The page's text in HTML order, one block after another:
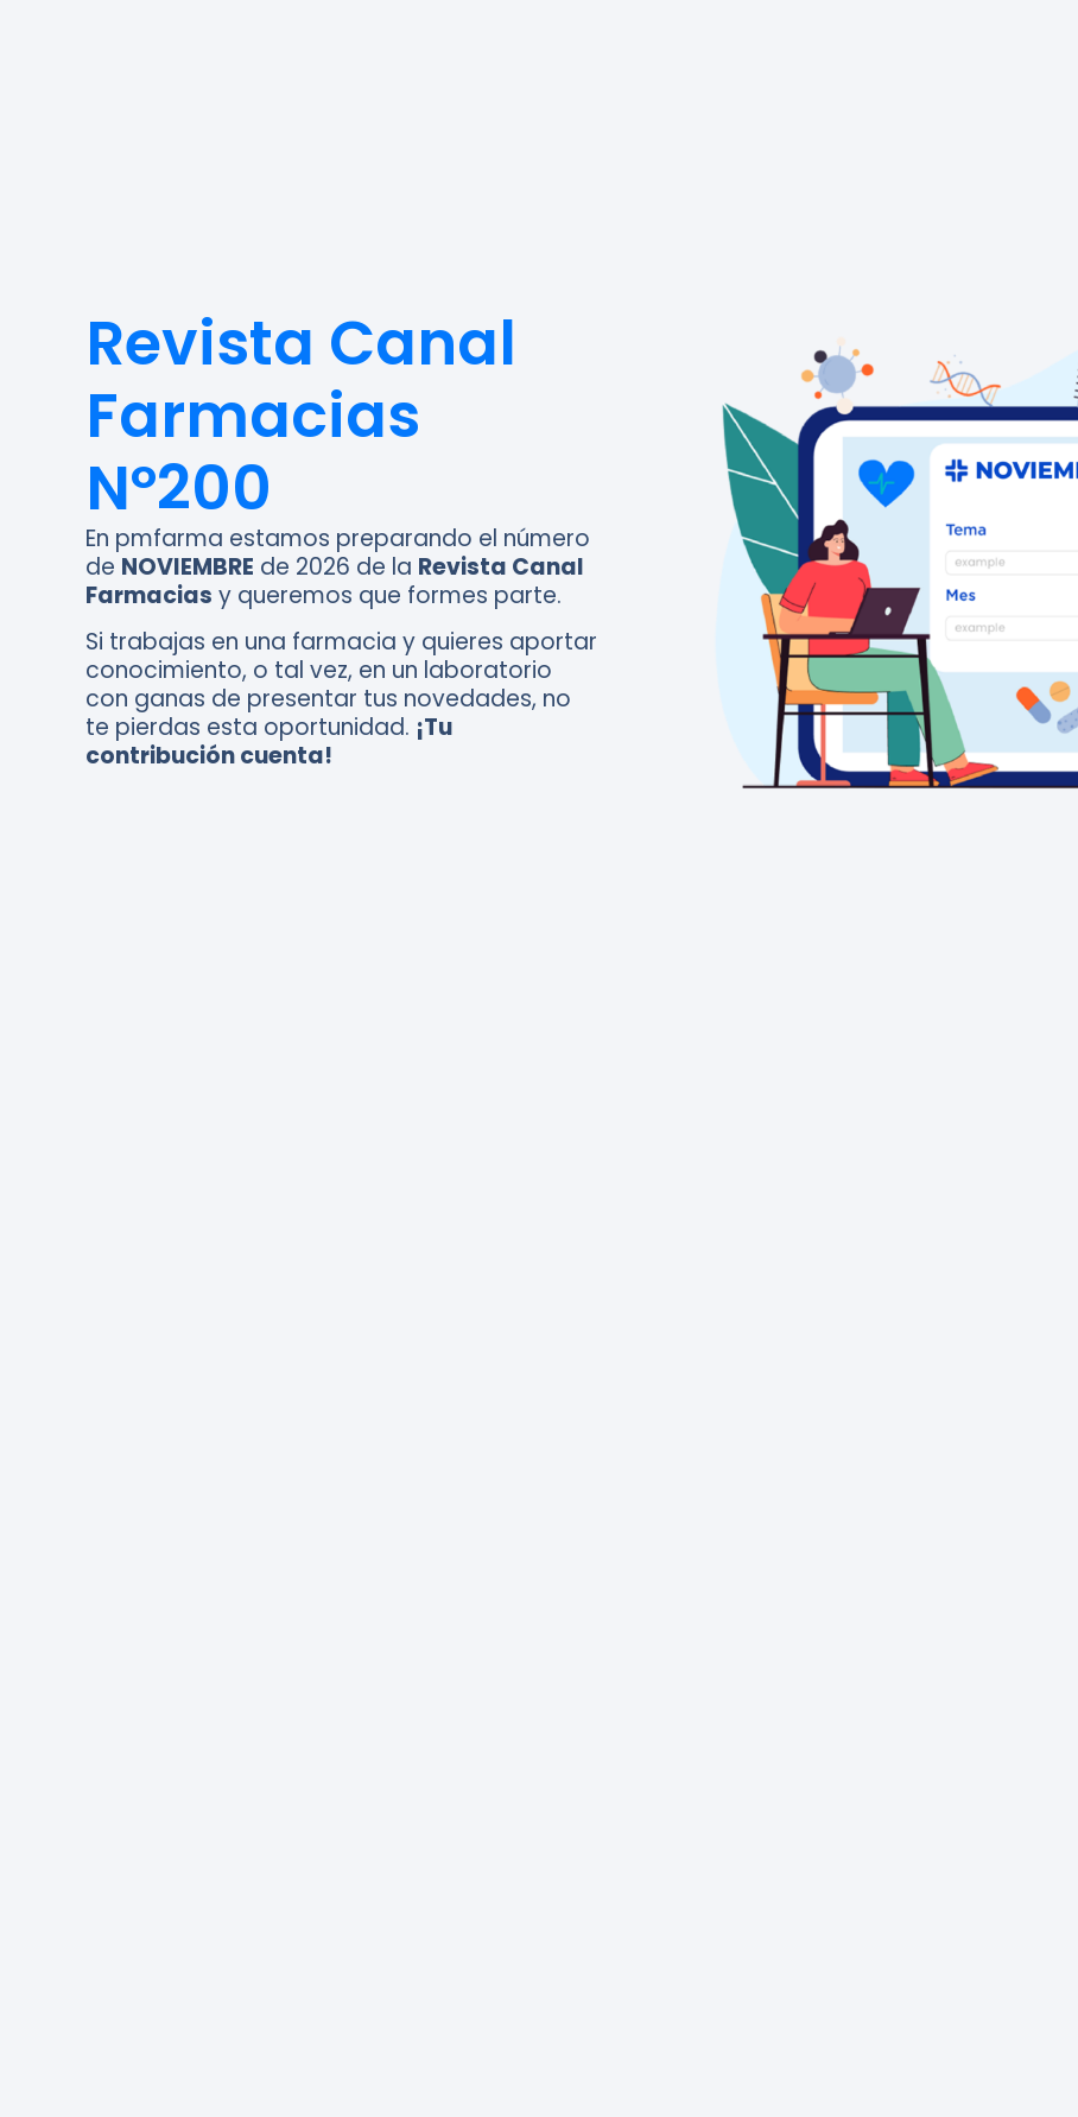
Revista Canal
Farmacias
Nº200
En pmfarma estamos preparando el número
de NOVIEMBRE de 2026 de la Revista Canal
Farmacias y queremos que formes parte.
Si trabajas en una farmacia y quieres aportar
conocimiento, o tal vez, en un laboratorio
con ganas de presentar tus novedades, no
te pierdas esta oportunidad. ¡Tu
contribución cuenta!